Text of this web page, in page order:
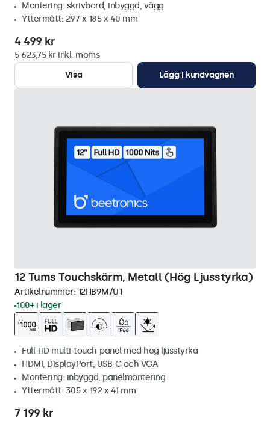
Montering: skrivbord, inbyggd, vägg
Yttermått: 297 x 185 x 40 mm
4 499 kr
5 623,75 kr inkl. moms
Visa
Lägg i kundvagnen
12 Tums Touchskärm, Metall (Hög Ljusstyrka)
Artikelnummer: 12HB9M/U1
100+ i lager
Full-HD multi-touch-panel med hög ljusstyrka
HDMI, DisplayPort, USB-C och VGA
Montering: inbyggd, panelmontering
Yttermått: 305 x 192 x 41 mm
7 199 kr